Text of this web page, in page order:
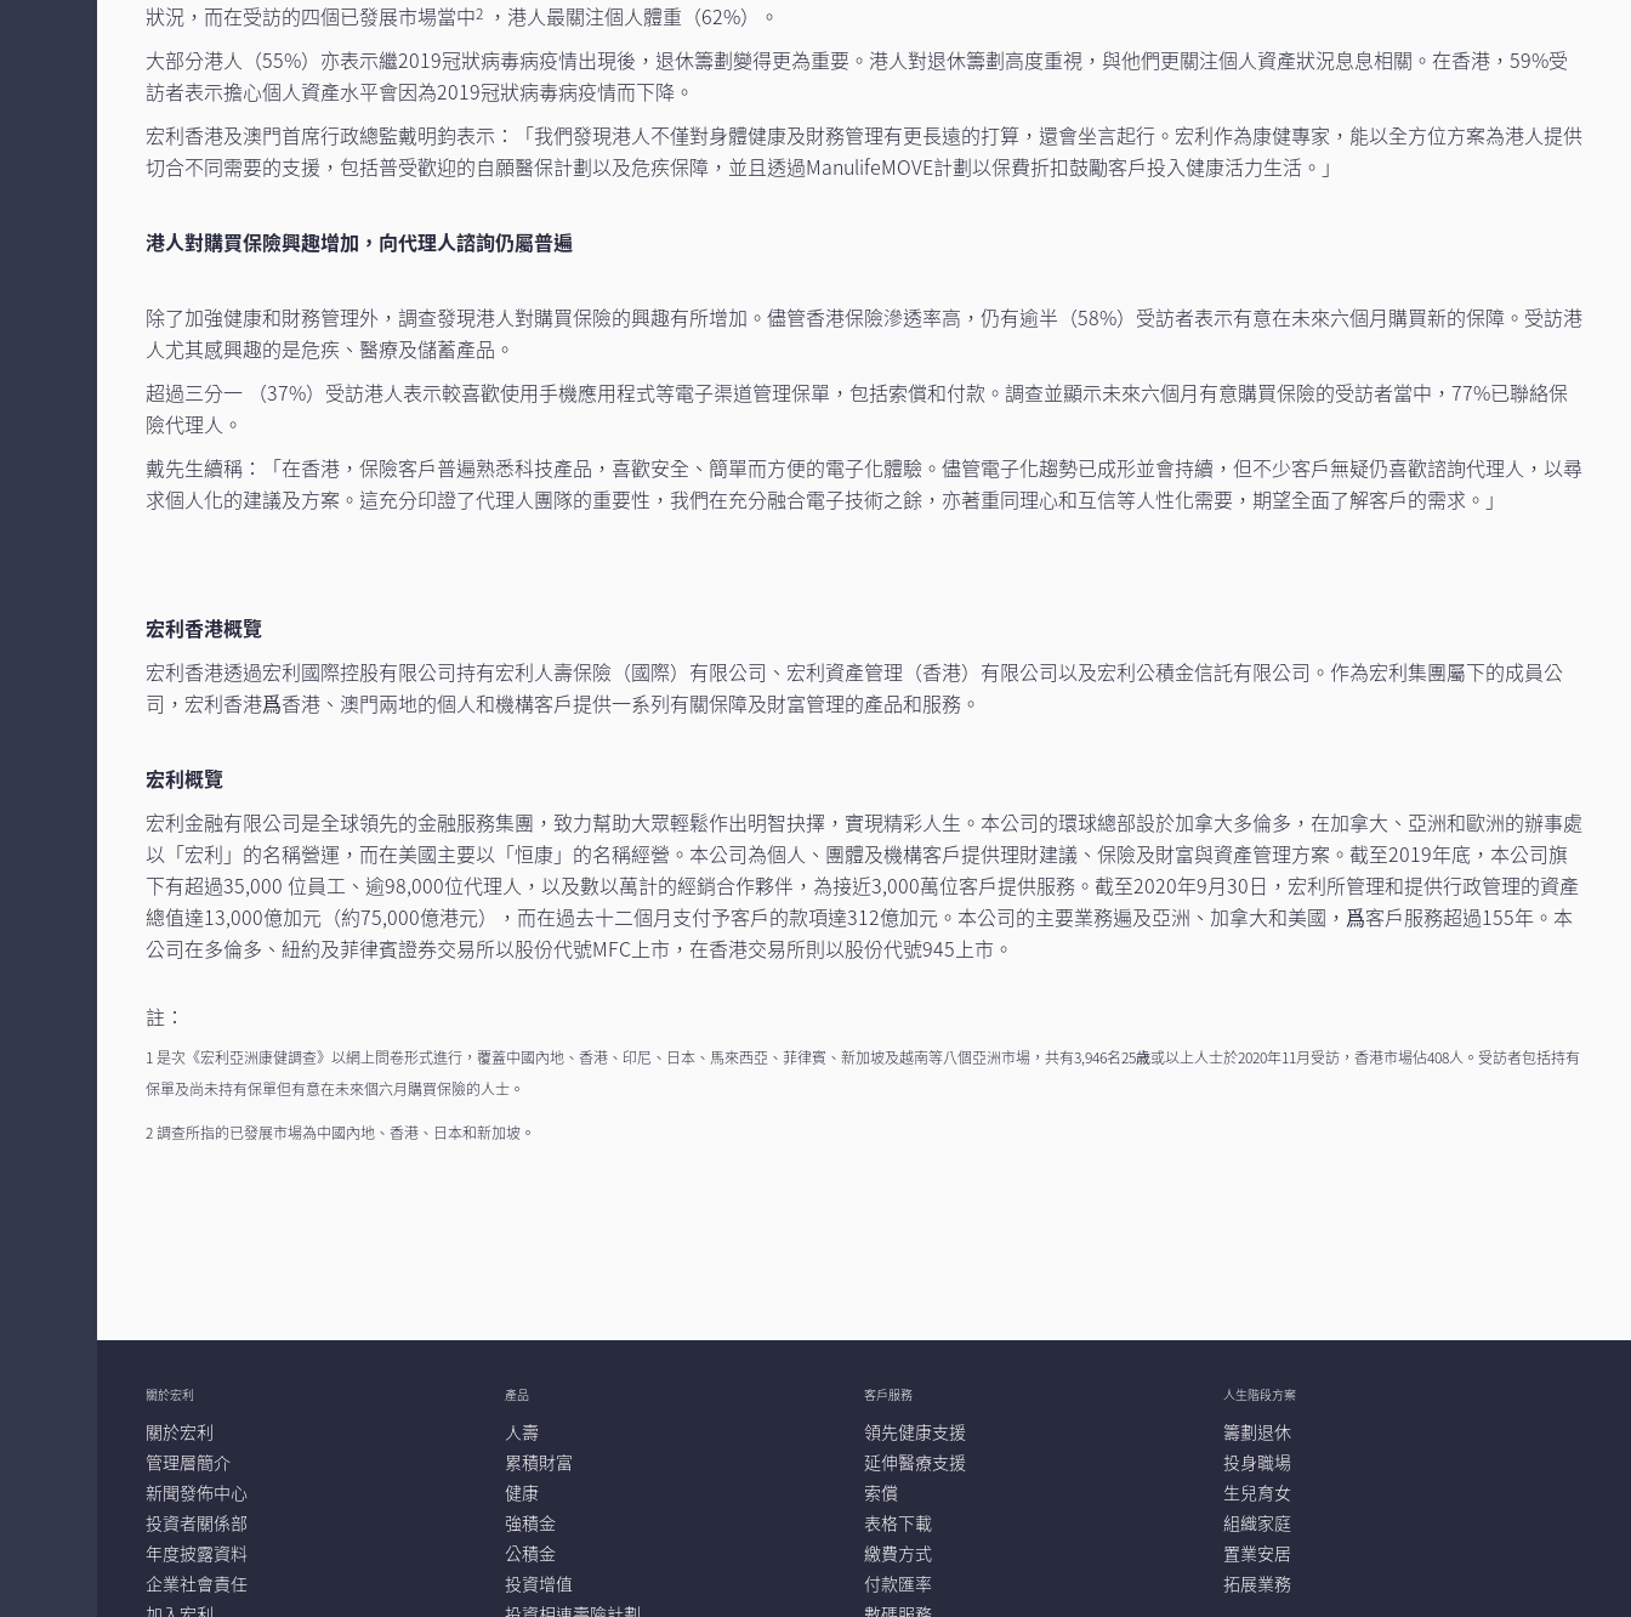
狀況，而在受訪的四個已發展市場當中2 ，港人最關注個人體重（62%）。
大部分港人（55%）亦表示繼2019冠狀病毒病疫情出現後，退休籌劃變得更為重要。港人對退休籌劃高度重視，與他們更關注個人資產狀況息息相關。在香港，59%受
訪者表示擔心個人資產水平會因為2019冠狀病毒病疫情而下降。
宏利香港及澳門首席行政總監戴明鈞表示：「我們發現港人不僅對身體健康及財務管理有更長遠的打算，還會坐言起行。宏利作為康健專家，能以全方位方案為港人提供
切合不同需要的支援，包括普受歡迎的自願醫保計劃以及危疾保障，並且透過ManulifeMOVE計劃以保費折扣鼓勵客戶投入健康活力生活。」
港人對購買保險興趣增加，向代理人諮詢仍屬普遍
除了加強健康和財務管理外，調查發現港人對購買保險的興趣有所增加。儘管香港保險滲透率高，仍有逾半（58%）受訪者表示有意在未來六個月購買新的保障。受訪港
人尤其感興趣的是危疾、醫療及儲蓄產品。
超過三分一 （37%）受訪港人表示較喜歡使用手機應用程式等電子渠道管理保單，包括索償和付款。調查並顯示未來六個月有意購買保險的受訪者當中，77%已聯絡保
險代理人。
戴先生續稱：「在香港，保險客戶普遍熟悉科技產品，喜歡安全、簡單而方便的電子化體驗。儘管電子化趨勢已成形並會持續，但不少客戶無疑仍喜歡諮詢代理人，以尋
求個人化的建議及方案。這充分印證了代理人團隊的重要性，我們在充分融合電子技術之餘，亦著重同理心和互信等人性化需要，期望全面了解客戶的需求。」
宏利香港概覽
宏利香港透過宏利國際控股有限公司持有宏利人壽保險（國際）有限公司、宏利資產管理（香港）有限公司以及宏利公積金信託有限公司。作為宏利集團屬下的成員公
司，宏利香港爲香港、澳門兩地的個人和機構客戶提供一系列有關保障及財富管理的產品和服務。
宏利概覽
宏利金融有限公司是全球領先的金融服務集團，致力幫助大眾輕鬆作出明智抉擇，實現精彩人生。本公司的環球總部設於加拿大多倫多，在加拿大、亞洲和歐洲的辦事處
以「宏利」的名稱營運，而在美國主要以「恒康」的名稱經營。本公司為個人、團體及機構客戶提供理財建議、保險及財富與資產管理方案。截至2019年底，本公司旗
下有超過35,000 位員工、逾98,000位代理人，以及數以萬計的經銷合作夥伴，為接近3,000萬位客戶提供服務。截至2020年9月30日，宏利所管理和提供行政管理的資產
總值達13,000億加元（約75,000億港元），而在過去十二個月支付予客戶的款項達312億加元。本公司的主要業務遍及亞洲、加拿大和美國，爲客戶服務超過155年。本
公司在多倫多、紐約及菲律賓證券交易所以股份代號MFC上市，在香港交易所則以股份代號945上市。
註：
1 是次《宏利亞洲康健調查》以網上問卷形式進行，覆蓋中國內地、香港、印尼、日本、馬來西亞、菲律賓、新加坡及越南等八個亞洲市場，共有3,946名25歳或以上人士於2020年11月受訪，香港市場佔408人。受訪者包括持有
保單及尚未持有保單但有意在未來個六月購買保險的人士。
2 調查所指的已發展市場為中國內地、香港、日本和新加坡。
關於宏利
關於宏利
管理層簡介
新聞發佈中心
投資者關係部
年度披露資料
企業社會責任
產品
人壽
累積財富
健康
強積金
公積金
投資增值
客戶服務
領先健康支援
延伸醫療支援
索償
表格下載
繳費方式
付款匯率
人生階段方案
籌劃退休
投身職場
生兒育女
組織家庭
置業安居
拓展業務